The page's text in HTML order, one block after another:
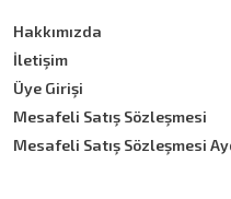
Hakkımızda
İletişim
Üye Girişi
Mesafeli Satış Sözleşmesi
Mesafeli Satış Sözleşmesi